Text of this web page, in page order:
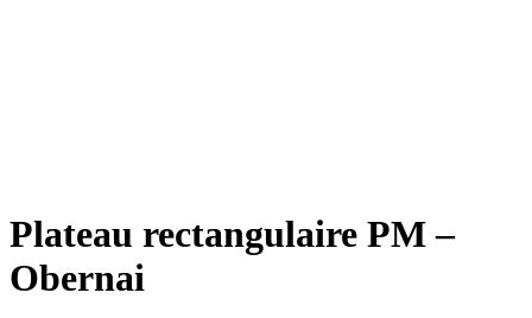
Plateau rectangulaire PM –
Obernai